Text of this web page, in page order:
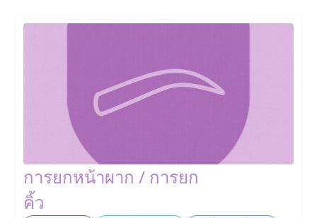
การยกหน้าผาก / การยก
คิ้ว